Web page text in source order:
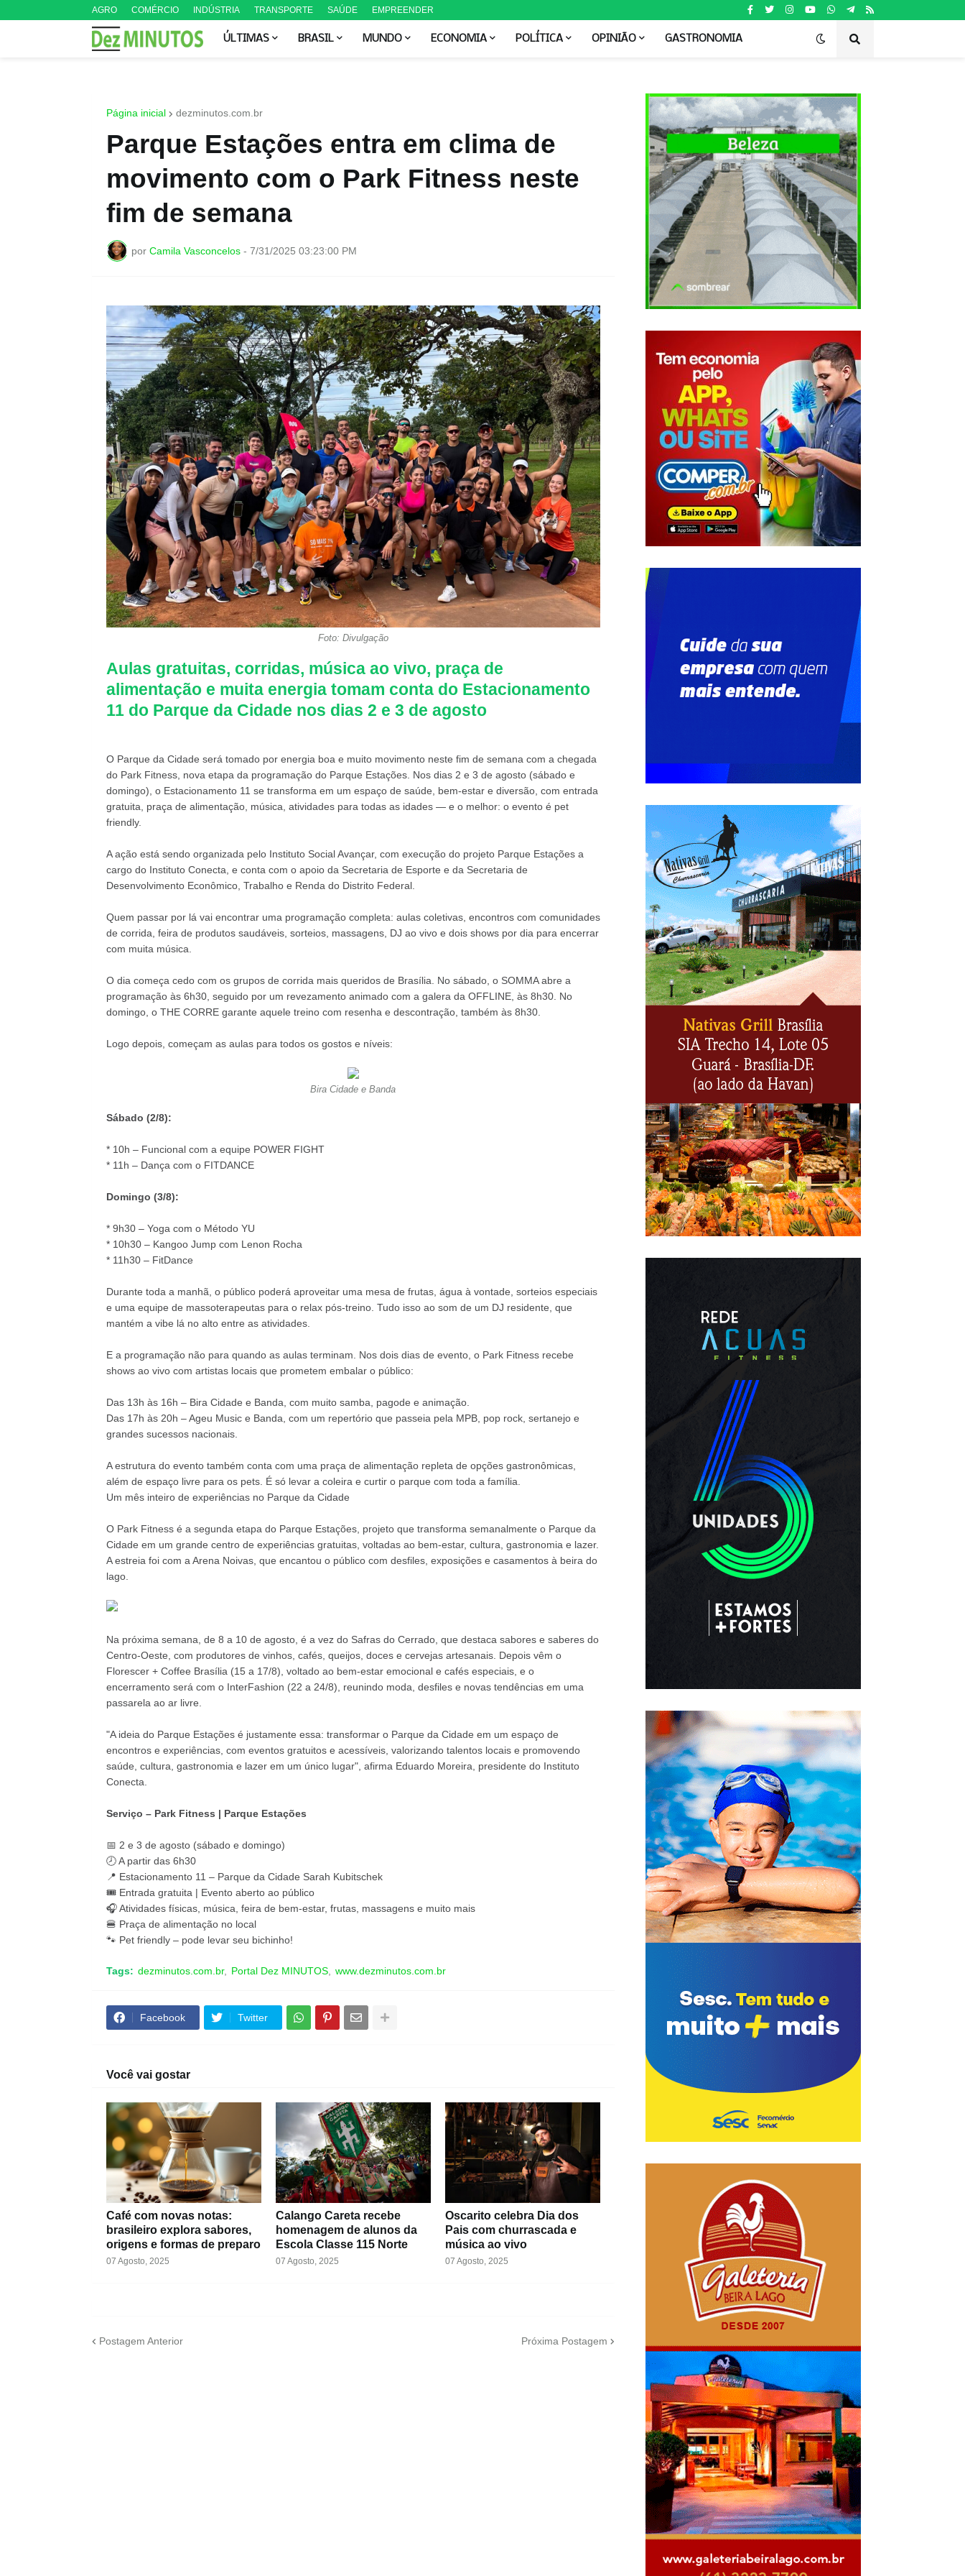
AGRO COMÉRCIO INDÚSTRIA TRANSPORTE SAÚDE EMPREENDER
ÚLTIMAS BRASIL MUNDO ECONOMIA POLÍTICA OPINIÃO GASTRONOMIA
Página inicial dezminutos.com.br
Parque Estações entra em clima de
movimento com o Park Fitness neste
fim de semana
por Camila Vasconcelos - 7/31/2025 03:23:00 PM
Foto: Divulgação
Aulas gratuitas, corridas, música ao vivo, praça de
alimentação e muita energia tomam conta do Estacionamento
11 do Parque da Cidade nos dias 2 e 3 de agosto
O Parque da Cidade será tomado por energia boa e muito movimento neste fim de semana com a chegada
do Park Fitness, nova etapa da programação do Parque Estações. Nos dias 2 e 3 de agosto (sábado e
domingo), o Estacionamento 11 se transforma em um espaço de saúde, bem-estar e diversão, com entrada
gratuita, praça de alimentação, música, atividades para todas as idades — e o melhor: o evento é pet
friendly.
A ação está sendo organizada pelo Instituto Social Avançar, com execução do projeto Parque Estações a
cargo do Instituto Conecta, e conta com o apoio da Secretaria de Esporte e da Secretaria de
Desenvolvimento Econômico, Trabalho e Renda do Distrito Federal.
Quem passar por lá vai encontrar uma programação completa: aulas coletivas, encontros com comunidades
de corrida, feira de produtos saudáveis, sorteios, massagens, DJ ao vivo e dois shows por dia para encerrar
com muita música.
O dia começa cedo com os grupos de corrida mais queridos de Brasília. No sábado, o SOMMA abre a
programação às 6h30, seguido por um revezamento animado com a galera da OFFLINE, às 8h30. No
domingo, o THE CORRE garante aquele treino com resenha e descontração, também às 8h30.
Logo depois, começam as aulas para todos os gostos e níveis:
Bira Cidade e Banda
Sábado (2/8):
* 10h – Funcional com a equipe POWER FIGHT
* 11h – Dança com o FITDANCE
Domingo (3/8):
* 9h30 – Yoga com o Método YU
* 10h30 – Kangoo Jump com Lenon Rocha
* 11h30 – FitDance
Durante toda a manhã, o público poderá aproveitar uma mesa de frutas, água à vontade, sorteios especiais
e uma equipe de massoterapeutas para o relax pós-treino. Tudo isso ao som de um DJ residente, que
mantém a vibe lá no alto entre as atividades.
E a programação não para quando as aulas terminam. Nos dois dias de evento, o Park Fitness recebe
shows ao vivo com artistas locais que prometem embalar o público:
Das 13h às 16h – Bira Cidade e Banda, com muito samba, pagode e animação.
Das 17h às 20h – Ageu Music e Banda, com um repertório que passeia pela MPB, pop rock, sertanejo e
grandes sucessos nacionais.
A estrutura do evento também conta com uma praça de alimentação repleta de opções gastronômicas,
além de espaço livre para os pets. É só levar a coleira e curtir o parque com toda a família.
Um mês inteiro de experiências no Parque da Cidade
O Park Fitness é a segunda etapa do Parque Estações, projeto que transforma semanalmente o Parque da
Cidade em um grande centro de experiências gratuitas, voltadas ao bem-estar, cultura, gastronomia e lazer.
A estreia foi com a Arena Noivas, que encantou o público com desfiles, exposições e casamentos à beira do
lago.
Na próxima semana, de 8 a 10 de agosto, é a vez do Safras do Cerrado, que destaca sabores e saberes do
Centro-Oeste, com produtores de vinhos, cafés, queijos, doces e cervejas artesanais. Depois vêm o
Florescer + Coffee Brasília (15 a 17/8), voltado ao bem-estar emocional e cafés especiais, e o
encerramento será com o InterFashion (22 a 24/8), reunindo moda, desfiles e novas tendências em uma
passarela ao ar livre.
"A ideia do Parque Estações é justamente essa: transformar o Parque da Cidade em um espaço de
encontros e experiências, com eventos gratuitos e acessíveis, valorizando talentos locais e promovendo
saúde, cultura, gastronomia e lazer em um único lugar", afirma Eduardo Moreira, presidente do Instituto
Conecta.
Serviço – Park Fitness | Parque Estações
📅 2 e 3 de agosto (sábado e domingo)
🕗 A partir das 6h30
📍 Estacionamento 11 – Parque da Cidade Sarah Kubitschek
🎟️ Entrada gratuita | Evento aberto ao público
🎧 Atividades físicas, música, feira de bem-estar, frutas, massagens e muito mais
🍔 Praça de alimentação no local
🐾 Pet friendly – pode levar seu bichinho!
Tags: dezminutos.com.br Portal Dez MINUTOS www.dezminutos.com.br
Facebook Twitter
Você vai gostar
Café com novas notas:
brasileiro explora sabores,
origens e formas de preparo
07 Agosto, 2025
Calango Careta recebe
homenagem de alunos da
Escola Classe 115 Norte
07 Agosto, 2025
Oscarito celebra Dia dos
Pais com churrascada e
música ao vivo
07 Agosto, 2025
Postagem Anterior Próxima Postagem